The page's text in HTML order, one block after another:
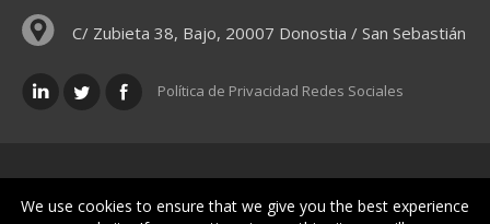
C/ Zubieta 38, Bajo, 20007 Donostia / San Sebastián
Política de Privacidad Redes Sociales
Políticas legales
We use cookies to ensure that we give you the best experience